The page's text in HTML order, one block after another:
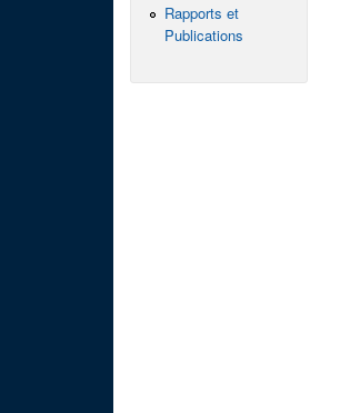
Rapports et
Publications